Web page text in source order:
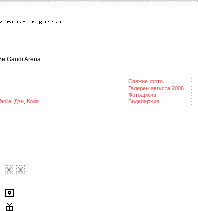
Gaudi Arena
Дэн Коля
Свежие фото
Галереи августа 2008
Фотоархив
Видеоархив